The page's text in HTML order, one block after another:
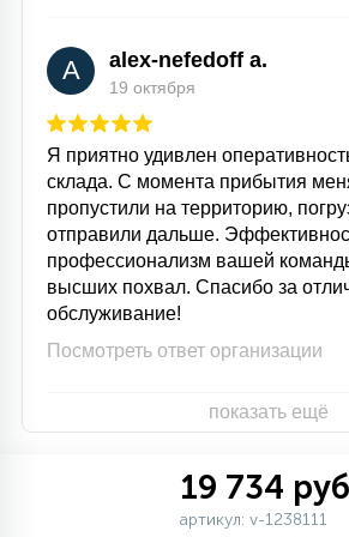
A alex-nefedoff a.
19 октября
Я приятно удивлен
склада. С момента прибытия
пропустили на территорию,
отправили дальше.
профессионализм вашей
высших похвал. Спасибо за
обслуживание!
Посмотреть ответ организации
показать ещё
19 734
артикул: v-1238111